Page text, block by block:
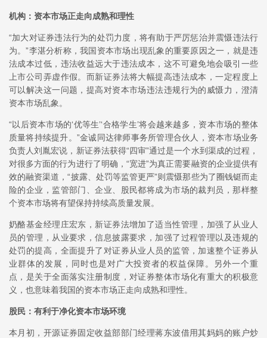
机构：资本市场正走向成熟和理性
“加大对证券违法行为的处罚力度，将有助于严厉惩治并震慑违法行
为。”李湛分析称，我国资本市场出现乱象的重要原因之一，就是违
法成本过低，违法收益远大于违法成本，这不可避免地会吸引一些
上市公司弄虚作假。而新证券法将大幅提高违法成本，一定程度上
可以解决这一问题，提高对资本市场违法违规行为的威慑力，澄清
资本市场乱象。
“以后资本市场的‘优等生’‘合格学生’将会越来越多，资本市场的整体
质量将持续提升。”金诚同达律师事务所管理合伙人，资本市场业务
负责人刘胤宏说，新证券法获得“四审”通过是一个水到渠成的过程，
对很多方面的行为进行了明确，“宽进”为真正需要融资的企业提供有
效的融资渠道，“披露、处罚等监管更严”则震慑那些为了圈钱铤而走
险的企业，监管部门、企业、股民都将成为市场的裁判员，那样整
个资本市场将有望保持持续高质量发展。
奶酪基金经理庄宏东，新证券法增加了适当性管理，加强了从业人
员的管理，从业要求，信息披露要求，加强了过程管理以及违规的
处罚的提高，全面提升了对证券从业人员的监管，加速整个证券从
业群体的发展，同时也是对广大投资者的权益保障。另外一个重
点，是关于全面落实注册制度，对证券整体市场化有重大的积极意
义，也意味着我国的资本市场正走向成熟和理性。
股民：有利于净化资本市场环境
本月初，开源证券固定收益部部门经理蒋东波借用其妈妈的账户炒